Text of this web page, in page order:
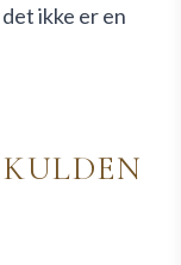
ikke er en